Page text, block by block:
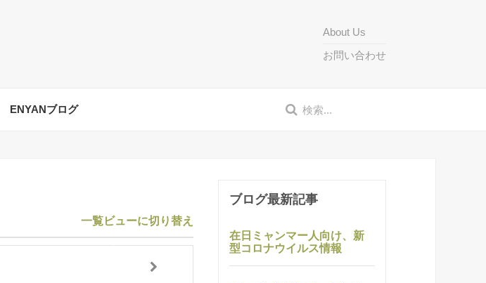
About Us
お問い合わせ
ENYANブログ
一覧ビューに切り替え
ブログ最新記事
在日ミャンマー人向け、新
型コロナウイルス情報